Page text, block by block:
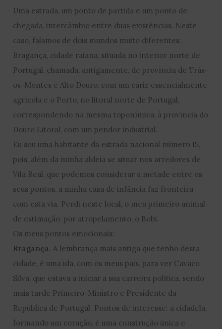
Uma estrada, um ponto de partida e um ponto de
chegada, intercâmbio entre duas existências. Neste
caso, falamos de dois mundos muito diferentes:
Bragança, cidade raiana, situada no interior norte de
Portugal, chamada, antigamente, de província de Trás-
os-Montes e Alto Douro, com um cariz essencialmente
agrícola e o Porto, no litoral norte de Portugal,
correspondendo na mesma toponímica, à província do
Douro Litoral, com um pendor industrial.
Eu sou uma habitante da estrada nacional número 15,
pois, além da minha aldeia se situar nos arredores de
Vila Real, que podemos considerar a metade entre os
seus pontos, a minha casa de infância faz fronteira
com esta via. Perdi neste local, o meu primeiro animal
de estimação, por atropelamento, o Bobi.
Os meus pontos emocionais:
Bragança. A lembrança mais antiga que tenho desta
cidade, é uma ida, com os meus pais, para ver Cavaco
Silva, que estava a iniciar a sua carreira política, sendo
mais tarde Primeiro-Ministro e Presidente da
República de Portugal. Pontos de interesse: a cidadela,
formando um coração, é uma construção única e